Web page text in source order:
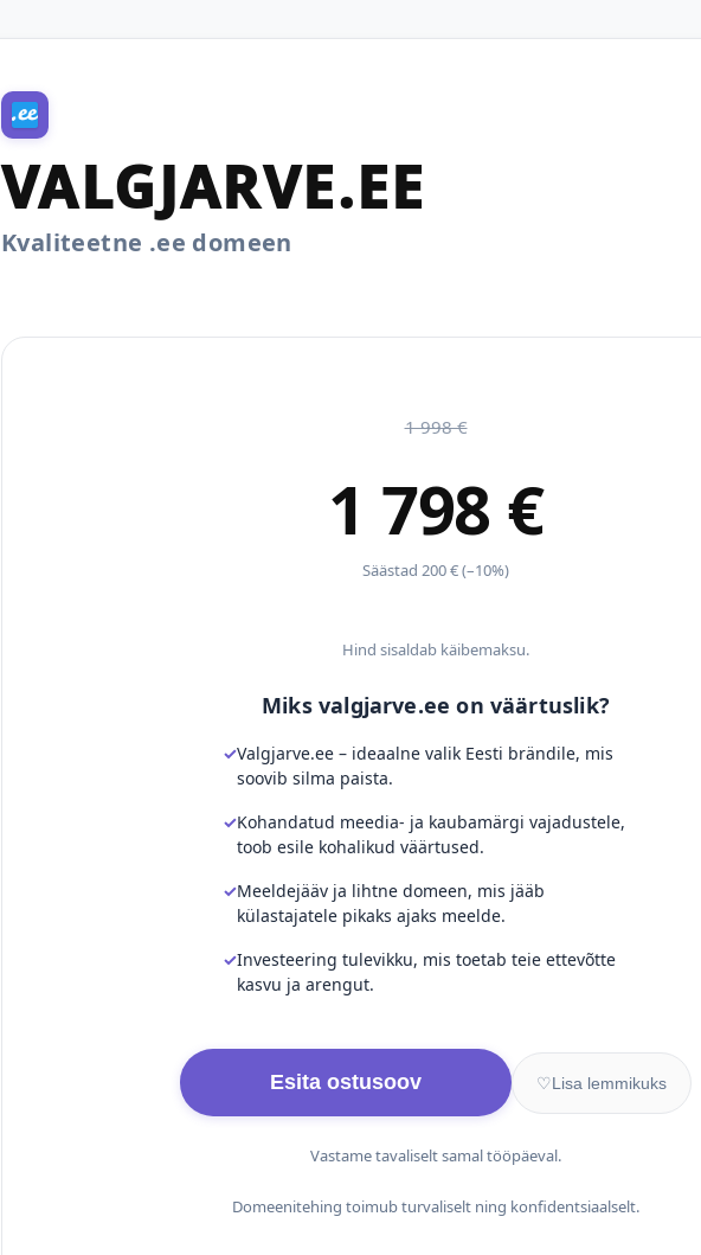
VALGJARVE.EE
Kvaliteetne .ee domeen
1 998 €
1 798 €
Säästad 200 € (–10%)
Hind sisaldab käibemaksu.
Miks valgjarve.ee on väärtuslik?
Valgjarve.ee – ideaalne valik Eesti brändile, mis
soovib silma paista.
Kohandatud meedia- ja kaubamärgi vajadustele,
toob esile kohalikud väärtused.
Meeldejääv ja lihtne domeen, mis jääb
külastajatele pikaks ajaks meelde.
Investeering tulevikku, mis toetab teie ettevõtte
kasvu ja arengut.
Esita ostusoov ♡Lisa lemmikuks
Vastame tavaliselt samal tööpäeval.
Domeenitehing toimub turvaliselt ning konfidentsiaalselt.